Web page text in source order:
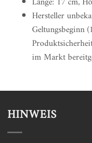
Hersteller
Geltungsbeginn
im Markt
HINWEIS